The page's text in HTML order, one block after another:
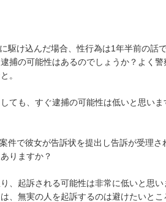
駆け込んだ場合、性行為は1年半前の話
捕の可能性はあるのでしょうか？よく
。
ても、すぐ逮捕の可能性は低いと思いま
件で彼女が告訴状を提出し告訴が受理
りますか？
、起訴される可能性は非常に低いと思い
、無実の人を起訴するのは避けたいとこ